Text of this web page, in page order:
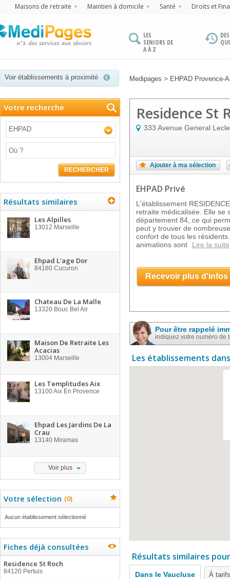
Maisons de retraite Maintien à domicile Santé Droits et
LES
SENIORS DE
A À Z
Voir établissements à proximité Medipages > EHPAD Provence-
Votre recherche
EHPAD
RECHERCHER
Résultats similaires
Les Alpilles
13012 Marseille
Ehpad L'age Dor
84160 Cucuron
Chateau De La Malle
13320 Bouc Bel Air
Maison De Retraite Les
Acacias
13004 Marseille
Les Templitudes Aix
13100Aix En Provence
Ehpad Les Jardins De La
Crau
13140 Miramas
Voir plus
Votre sélection (0)
Aucun établissement sélectionné
Fiches déjà consultées
Residence St Roch
84120 Pertuis
Residence St
333 Avenue General
Ajouter à ma sélection
EHPAD Privé
L'établissement
retraite médicalisée. Elle se
département 84, ce qui
peut y trouver de
confort de tous les
animations sont
Lire la suite
Recevoir plus d'infos
Pour être rappelé
indiquez votre numéro de
Les établissements
Résultats similaires
Dans le Vaucluse À